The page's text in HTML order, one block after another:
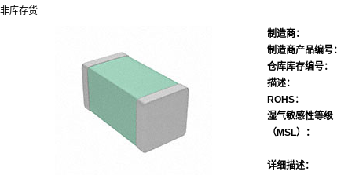
非库存货
制造商：
制造商产品编号：
仓库库存编号：
描述：
ROHS：
湿气敏感性等级
（MSL）：
详细描述：